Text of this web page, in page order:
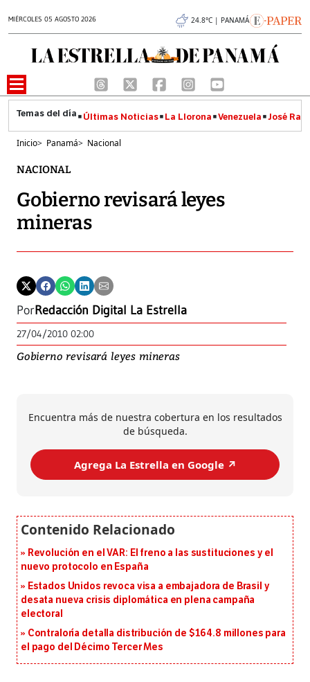
MIÉRCOLES 05 AGOSTO 2026 24.8°C | PANAMÁ
Últimas Noticias La Llorona Venezuela José
Inicio> Panamá> Nacional
NACIONAL
Gobierno revisará leyes
mineras
PorRedacción Digital La Estrella
27/04/2010 02:00
Gobierno revisará leyes mineras
Encuentra más de nuestra cobertura en los resultados
de búsqueda.
Agrega La Estrella en Google ↗️
Revolución en el VAR: El freno a las sustituciones y el
nuevo protocolo en España
Estados Unidos revoca visa a embajadora de Brasil y
desata nueva crisis diplomática en plena campaña
electoral
Contraloría detalla distribución de $164.8 millones para
el pago del Décimo Tercer Mes